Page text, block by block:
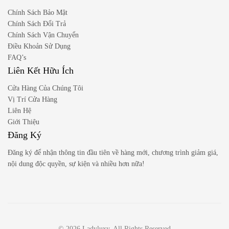
Chính Sách Bảo Mật
Chính Sách Đổi Trả
Chính Sách Vận Chuyển
Điều Khoản Sử Dụng
FAQ’s
Liên Kết Hữu Ích
Cửa Hàng Của Chúng Tôi
Vị Trí Cửa Hàng
Liên Hệ
Giới Thiệu
Đăng Ký
Đăng ký để nhận thông tin đầu tiên về hàng mới, chương trình giảm giá,
nội dung độc quyền, sự kiện và nhiều hơn nữa!